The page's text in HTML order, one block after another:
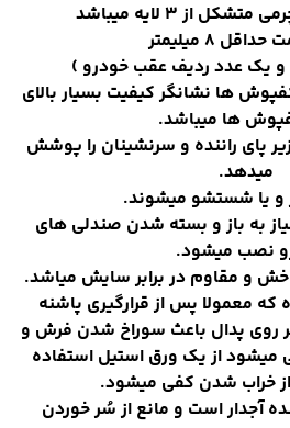
8 میلیمتر
ها نشانگر کیفیت بسیار بالای
ها میباشد.
زیر پای راننده و سرنشینان را پوشش
میدهد.
و یا شستشو میشوند.
به باز و بسته شدن صندلی های
نصب میشود.
و مقاوم در برابر سایش میاشد.
که معمولا پس از قرارگیری پاشنه
روی پدال باعث سوراخ شدن فرش و
از یک ورق استیل استفاده
خراب شدن کفی میشود.
آجدار است و مانع از سُر خوردن